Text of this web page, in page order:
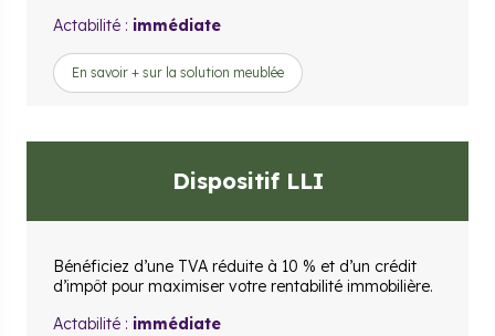
Actabilité : immédiate
En savoir + sur la solution meublée
Dispositif LLI
Bénéficiez d’une TVA réduite à 10 % et d’un crédit
d’impôt pour maximiser votre rentabilité immobilière.
Actabilité : immédiate